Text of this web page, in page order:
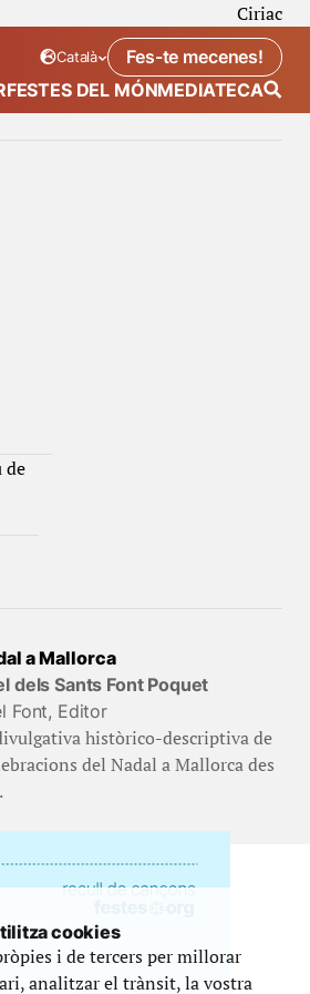
Ciriac
Idioma seleccionat:
Català
. Canviar idiomaFes-te mecenes!
FESTES DEL MÓNMEDIATECA
de
a Mallorca
dels Sants Font Poquet
Font, Editor
històrico-descriptiva de
del Nadal a Mallorca des
cookies
i de tercers per millorar
analitzar el trànsit, la vostra